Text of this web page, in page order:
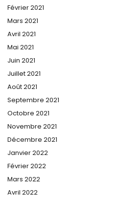
Février 2021
Mars 2021
Avril 2021
Mai 2021
Juin 2021
Juillet 2021
Août 2021
Septembre 2021
Octobre 2021
Novembre 2021
Décembre 2021
Janvier 2022
Février 2022
Mars 2022
Avril 2022